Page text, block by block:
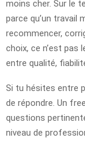
moins cher. Sur le
parce qu’un travail
recommencer,
choix, ce n’est pas
entre qualité,
Si tu hésites entre
de répondre. Un
questions
niveau de